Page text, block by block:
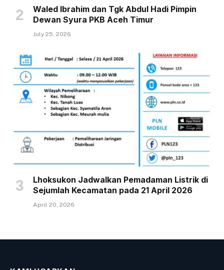
Waled Ibrahim dan Tgk Abdul Hadi Pimpin
Dewan Syura PKB Aceh Timur
July 25, 2026
Lhoksukon Jadwalkan Pemadaman Listrik di
Sejumlah Kecamatan pada 21 April 2026
April 20, 2026